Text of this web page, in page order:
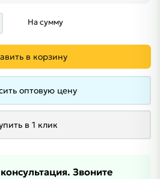
На сумму
в корзину
оптовую цену
в 1 клик
Звоните